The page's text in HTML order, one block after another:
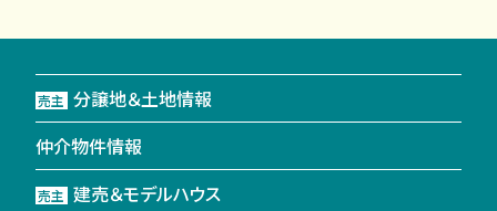
売主 分譲地＆土地情報
仲介物件情報
売主 建売＆モデルハウス